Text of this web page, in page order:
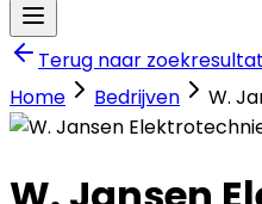
Terug naar
Home
Bedrijven W.